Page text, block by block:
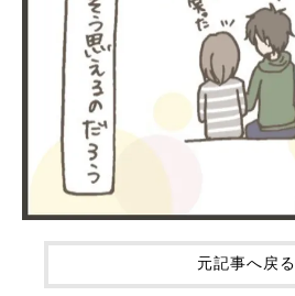
元記事へ戻る